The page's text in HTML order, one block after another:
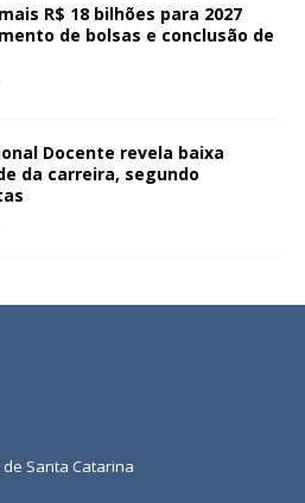
R$ 18 bilhões para 2027
de bolsas e conclusão de
Docente revela baixa
da carreira, segundo
Santa Catarina